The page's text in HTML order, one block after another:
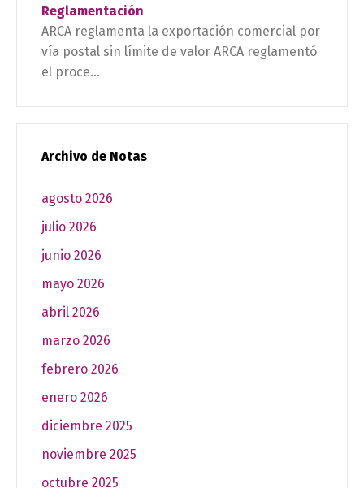
Reglamentación
ARCA reglamenta la exportación comercial por
vía postal sin límite de valor ARCA reglamentó
el proce...
Archivo de Notas
agosto 2026
julio 2026
junio 2026
mayo 2026
abril 2026
marzo 2026
febrero 2026
enero 2026
diciembre 2025
noviembre 2025
octubre 2025